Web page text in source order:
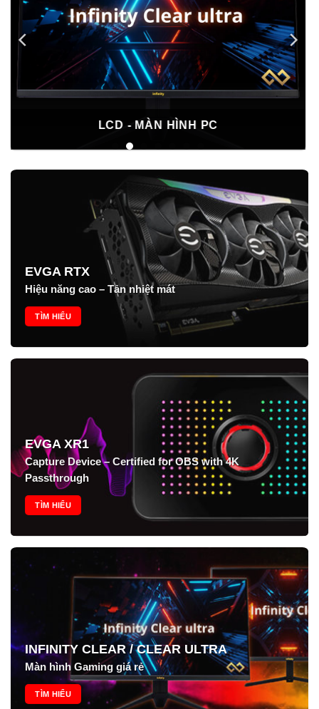
VGA - CARD MÀN HÌNH
EVGA RTX
Hiệu năng cao – Tản nhiệt mát
TÌM HIỂU
EVGA XR1
Capture Device – Certified for OBS with 4K
Passthrough
TÌM HIỂU
INFINITY CLEAR / CLEAR ULTRA
Màn hình Gaming giá rẻ
TÌM HIỂU